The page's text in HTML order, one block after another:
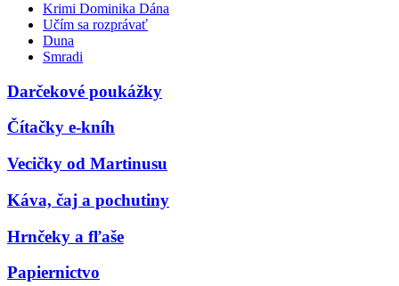
Krimi Dominika Dána
Učím sa rozprávať
Duna
Smradi
Darčekové poukážky
Čítačky e-kníh
Vecičky od Martinusu
Káva, čaj a pochutiny
Hrnčeky a fľaše
Papiernictvo